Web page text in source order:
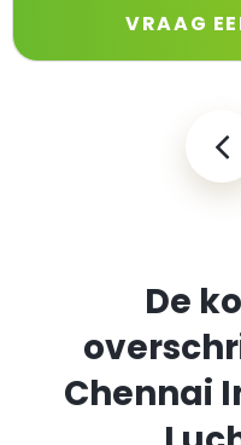
VRAAG
De
Chennai